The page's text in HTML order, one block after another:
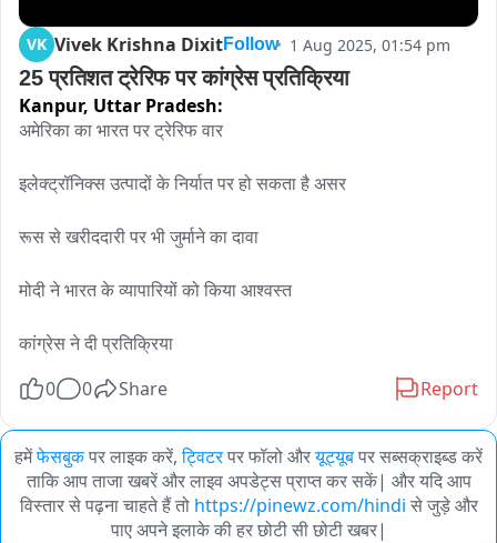
VK Vivek Krishna DixitFollow 1 Aug 2025, 01:54 pm
25 प्रतिशत ट्रेरिफ पर कांग्रेस प्रतिक्रिया
Kanpur, Uttar Pradesh:
अमेरिका का भारत पर ट्रेरिफ वार
इलेक्ट्रॉनिक्स उत्पादों के निर्यात पर हो सकता है असर
रूस से खरीददारी पर भी जुर्माने का दावा
मोदी ने भारत के व्यापारियों को किया आश्वस्त
कांग्रेस ने दी प्रतिक्रिया
0 0 Share Report
हमेंफेसबुकपर लाइक करें, ट्विटरपर फॉलो औरयूट्यूबपर सब्सक्राइब्ड करें
ताकि आप ताजा खबरें और लाइव अपडेट्स प्राप्त कर सकें| और यदि आप
विस्तार से पढ़ना चाहते हैं तो https://pinewz.com/hindi से जुड़े और
पाए अपने इलाके की हर छोटी सी छोटी खबर|